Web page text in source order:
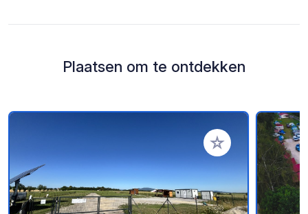
Plaatsen om te ontdekken
Voeg toe aan je